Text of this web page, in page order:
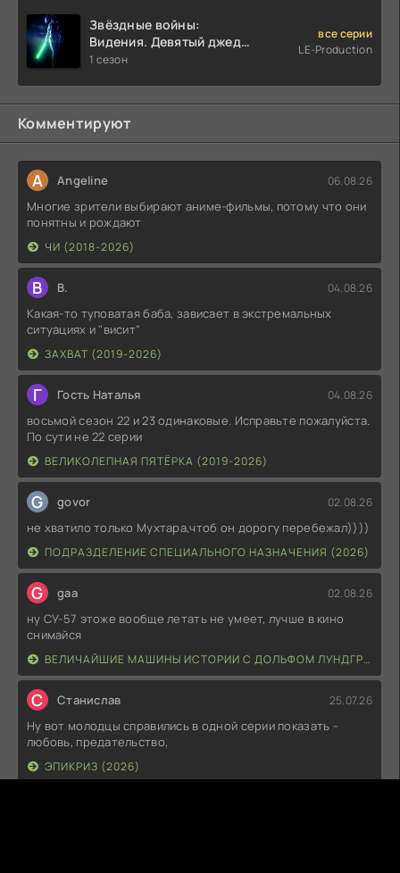
Звёздные войны:
Видения. Девятый джедай
(2026)
1 сезон
все серии
LE-Production
Комментируют
A Angeline 06.08.26
Многие зрители выбирают аниме-фильмы, потому что они
понятны и рождают
ЧИ (2018-2026)
В В. 04.08.26
Какая-то туповатая баба, зависает в экстремальных
ситуациях и "висит"
ЗАХВАТ (2019-2026)
Г Гость Наталья 04.08.26
восьмой сезон 22 и 23 одинаковые. Исправьте пожалуйста.
По сути не 22 серии
ВЕЛИКОЛЕПНАЯ ПЯТЁРКА (2019-2026)
G govor 02.08.26
не хватило только Мухтара,чтоб он дорогу перебежал))))
ПОДРАЗДЕЛЕНИЕ СПЕЦИАЛЬНОГО НАЗНАЧЕНИЯ (2026)
G gaa 02.08.26
ну СУ-57 этоже вообще летать не умеет, лучше в кино
снимайся
ВЕЛИЧАЙШИЕ МАШИНЫ ИСТОРИИ С ДОЛЬФОМ ЛУНДГРЕНОМ (2026)
С Станислав 25.07.26
Ну вот молодцы справились в одной серии показать -
любовь, предательство,
ЭПИКРИЗ (2026)